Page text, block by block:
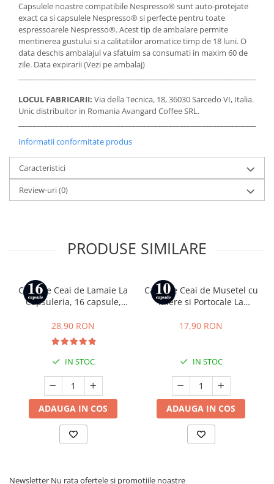
Capsulele noastre compatibile Nespresso® sunt auto-protejate
exact ca si capsulele Nespresso® si perfecte pentru toate
espressoarele Nespresso®. Acest tip de ambalare permite
mentinerea gustului si a calitatiilor aromatice timp de 18 luni. O
data deschis ambalajul va sfatuim sa consumati in maxim 60 de
zile. Data expirarii (Vezi pe ambalaj)
LOCUL FABRICARII: Via della Tecnica, 18, 36030 Sarcedo VI, Italia.
Unic distribuitor in Romania Avangard Coffee SRL.
Informatii conformitate produs
Caracteristici
Review-uri(0)
PRODUSE SIMILARE
Capsule Ceai de Lamaie La
Capsuleria, 16 capsule,
28,90 RON
IN STOC
ADAUGA IN COS
Capsule Ceai de Musetel cu
Miere si Portocale La
compatibile cu Nespresso
17,90 RON
IN STOC
ADAUGA IN COS
Newsletter Nu rata ofertele si promotiile noastre